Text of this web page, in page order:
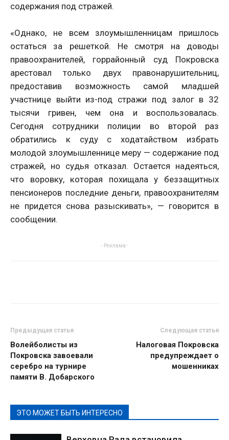
содержания под стражей.
«Однако, не всем злоумышленницам пришлось
остаться за решеткой. Не смотря на доводы
правоохранителей, горрайонный суд Покровска
арестовал только двух правонарушительниц,
предоставив возможность самой младшей
участнице выйти из-под стражи под залог в 32
тысячи гривен, чем она и воспользовалась.
Сегодня сотрудники полиции во второй раз
обратились к суду с ходатайством избрать
молодой злоумышленнице меру — содержание под
стражей, но судья отказал. Остается надеяться,
что воровку, которая похищала у беззащитных
пенсионеров последние деньги, правоохранителям
не придется снова разыскивать», — говорится в
сообщении.
- Реклама -
Предыдущая статья
Волейболисты из
Покровска завоевали
серебро на турнире
памяти В. Добарского
Следующая статья
Налоговая Покровска
предупреждает о
мошенниках
ЭТО МОЖЕТ БЫТЬ ИНТЕРЕСНО